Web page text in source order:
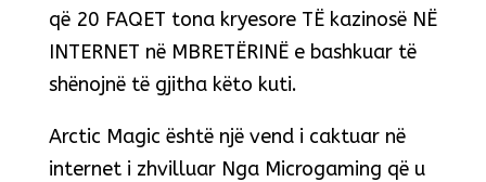
që 20 FAQET tona kryesore TË kazinosë NË
INTERNET në MBRETËRINË e bashkuar të
shënojnë të gjitha këto kuti.
Arctic Magic është një vend i caktuar në
internet i zhvilluar Nga Microgaming që u